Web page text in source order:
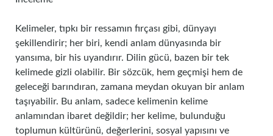
Kelimeler, tıpkı bir ressamın fırçası gibi, dünyayı
şekillendirir; her biri, kendi anlam dünyasında bir
yansıma, bir his uyandırır. Dilin gücü, bazen bir tek
kelimede gizli olabilir. Bir sözcük, hem geçmişi hem de
geleceği barındıran, zamana meydan okuyan bir anlam
taşıyabilir. Bu anlam, sadece kelimenin kelime
anlamından ibaret değildir; her kelime, bulunduğu
toplumun kültürünü, değerlerini, sosyal yapısını ve